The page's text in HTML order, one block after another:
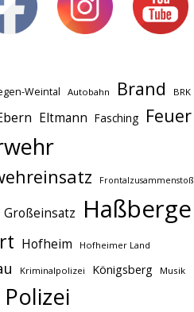
Weintal Autobahn Brand BRK
Eltmann Fasching Feuer
Frontalzusammenstoß
Großeinsatz Haßberge
Hofheim Hofheimer Land
Kriminalpolizei Königsberg Musik
Polizei